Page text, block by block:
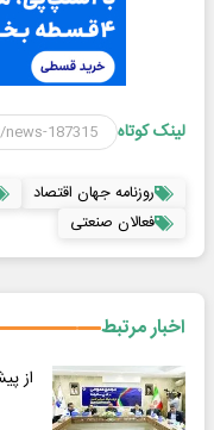
لینک کوتاه
روزنامه جهان اقتصاد
فعالان صنعتی
اخبار مرتبط
از